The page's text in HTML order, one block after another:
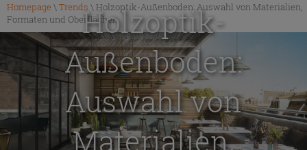
Homepage\ Trends \ Holzoptik-Außenboden: Auswahl von Materialien,
Formaten und OberflächenHolzoptik-
Außenboden:
Auswahl von
Materialien,